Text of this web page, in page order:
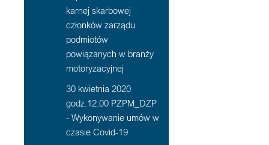
karnej skarbowej
członków zarządu
podmiotów
powiązanych w branży
motoryzacyjnej
30 kwietnia 2020
godz.12:00 PZPM_DZP
- Wykonywanie umów w
czasie Covid-19